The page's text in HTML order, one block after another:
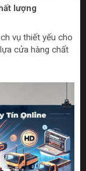
lượng
vụ thiết yếu cho
cửa hàng chất